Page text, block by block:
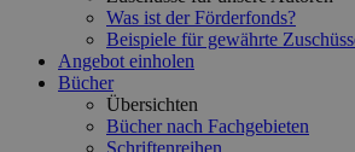
Was ist der Förderfonds?
Beispiele für gewährte
Angebot einholen
Bücher
Übersichten
Bücher nach Fachgebieten
Schriftenreihen